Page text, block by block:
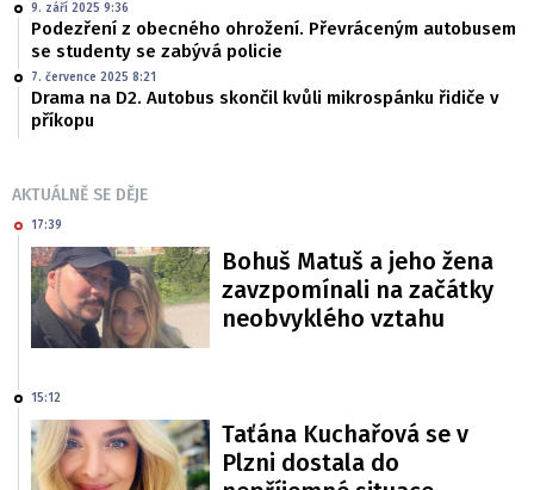
9. září 2025 9:36
Podezření z obecného ohrožení. Převráceným autobusem
se studenty se zabývá policie
7. července 2025 8:21
Drama na D2. Autobus skončil kvůli mikrospánku řidiče v
příkopu
AKTUÁLNĚ SE DĚJE
17:39
Bohuš Matuš a jeho žena
zavzpomínali na začátky
neobvyklého vztahu
15:12
Taťána Kuchařová se v
Plzni dostala do